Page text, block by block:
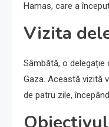
Hamas, care a
Vizita
Sâmbătă, o delegație
Gaza. Această vizită
de patru zile,